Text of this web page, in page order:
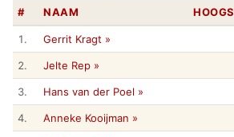
# NAAM
1. Gerrit Kragt »
2. Jelte Rep »
3. Hans van der Poel »
4. Anneke Kooijman »